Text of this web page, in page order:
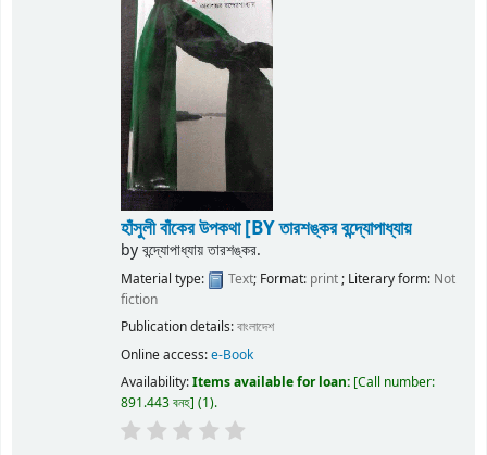
হাঁসুলী বাঁকের উপকথা[BY তারশঙ্কর বন্দ্যোপাধ্যায়
byবন্দ্যোপাধ্যায় তারশঙ্কর.
Material type: Text; Format: print; Literary form: Not
fiction
Publication details:বাংলাদেশ
Online access:e-Book
Availability:Items available for loan: Call number:
891.443 বনহ (1).